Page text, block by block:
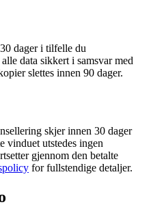
dager i tilfelle du
data sikkert i samsvar med
slettes innen 90 dager.
skjer innen 30 dager
vinduet utstedes ingen
gjennom den betalte
for fullstendige detaljer.